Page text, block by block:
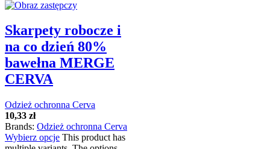
Skarpety robocze i
na co dzień 80%
bawełna MERGE
CERVA
Odzież ochronna Cerva
10,33 zł
Brands: Odzież ochronna Cerva
Wybierz opcje This product has